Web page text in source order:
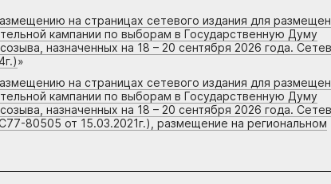
на страницах сетевого издания для
кампании по выборам в Государственную Думу
назначенных на 18 – 20 сентября 2026 года.
»
на страницах сетевого издания для
кампании по выборам в Государственную Думу
назначенных на 18 – 20 сентября 2026 года.
80505 от 15.03.2021г.), размещение на региональном